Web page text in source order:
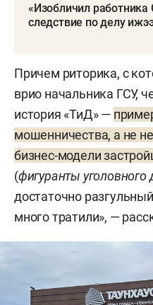
«Изобличил работника
следствие по делу
Причем риторика, с
врио начальника ГСУ,
история «ТиД» —
мошенничества, а не
бизнес-модели
(фигуранты уголовного
достаточно
много тратили», —